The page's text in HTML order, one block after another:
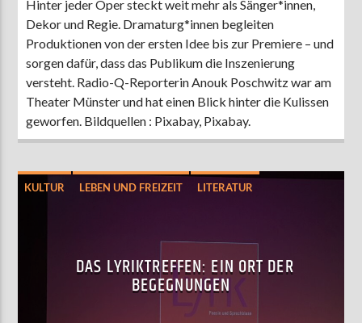
Hinter jeder Oper steckt weit mehr als Sänger*innen,
Dekor und Regie. Dramaturg*innen begleiten
Produktionen von der ersten Idee bis zur Premiere – und
sorgen dafür, dass das Publikum die Inszenierung
versteht. Radio-Q-Reporterin Anouk Poschwitz war am
Theater Münster und hat einen Blick hinter die Kulissen
geworfen. Bildquellen : Pixabay, Pixabay.
KULTUR LEBEN UND FREIZEIT LITERATUR
DAS LYRIKTREFFEN: EIN ORT DER
BEGEGNUNGEN